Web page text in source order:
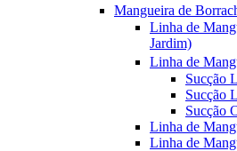
Mangueira de
Linha de
Jardim)
Linha de
Sucção
Sucção
Sucção
Linha de
Linha de